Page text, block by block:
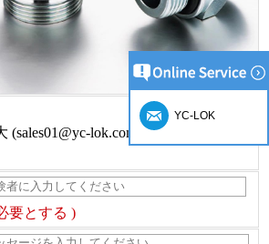
(sales01@yc-lok.com)
要とする )
YC-LOK